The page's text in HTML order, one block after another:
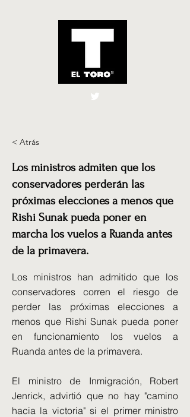
El Toro España
< Atrás
Los ministros admiten que los
conservadores perderán las
próximas elecciones a menos que
Rishi Sunak pueda poner en
marcha los vuelos a Ruanda antes
de la primavera.
Los ministros han admitido que los
conservadores corren el riesgo de
perder las próximas elecciones a
menos que Rishi Sunak pueda poner
en funcionamiento los vuelos a
Ruanda antes de la primavera.
El ministro de Inmigración, Robert
Jenrick, advirtió que no hay "camino
hacia la victoria" si el primer ministro